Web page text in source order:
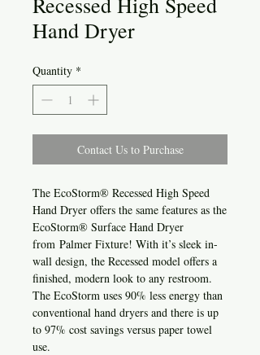
Hand Dryer
Quantity *
Contact Us to Purchase
The EcoStorm® Recessed High Speed
Hand Dryer offers the same features as the
EcoStorm® Surface Hand Dryer
from Palmer Fixture! With it’s sleek in-
wall design, the Recessed model offers a
finished, modern look to any restroom.
The EcoStorm uses 90% less energy than
conventional hand dryers and there is up
to 97% cost savings versus paper towel
use.